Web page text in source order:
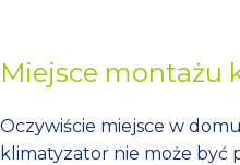
Miejsce montażu
Oczywiście miejsce w
klimatyzator nie może być